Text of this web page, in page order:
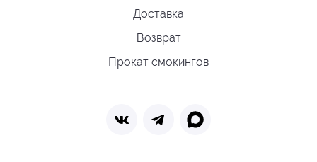
Доставка
Возврат
Прокат смокингов